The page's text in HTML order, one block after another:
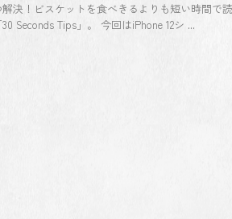
決！ビスケットを食べきるよりも短い時間で
Seconds Tips」。 今回はiPhone 12シ ...